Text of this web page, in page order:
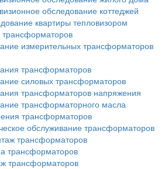
обследование коттеджей
квартиры тепловизором
трансформаторов
измерительных трансформаторов
трансформаторов
силовых трансформаторов
трансформаторов напряжения
трансформаторного масла
трансформаторов
обслуживание трансформаторов
трансформаторов
трансформаторов
трансформаторов